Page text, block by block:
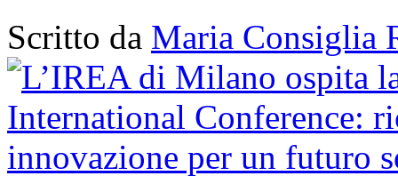
Scritto da Maria Consiglia